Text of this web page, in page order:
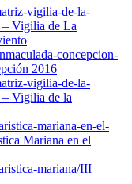
vigilia-de-la-
Vigilia de La
concepcion-
2016
vigilia-de-la-
Vigilia de la
mariana-en-el-
Mariana en el
mariana/III